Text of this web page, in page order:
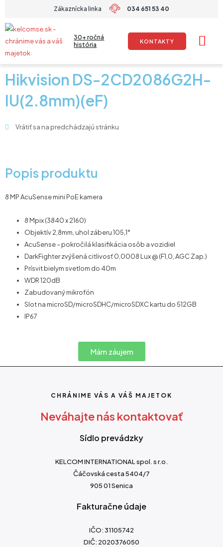
obsah
Zákaznícka linka 034 651 53 40
30+ ročná
história
KONTAKTY
Hikvision DS-2CD2086G2H-
IU(2.8mm)(eF)
Vrátiť sa na predchádzajú stránku
Popis produktu
8 MP AcuSense mini PoE kamera
8 Mpix (3840 x 2160)
Objektív 2,8mm, uhol záberu 105,1°
AcuSense – pokročilá klasifikácia osôb a vozidiel
DarkFighter zvýšená citlivosť 0,0008 Lux @ (F1,0, AGC Zap.)
Prísvit bielym svetlom do 40m
WDR 120dB
Zabudovaný mikrofón
Slot na microSD/microSDHC/microSDXC kartu do 512GB
IP67
Mám záujem
CHRÁNIME VÁS A VÁŠ MAJETOK
Neváhajte nás kontaktovať
Sídlo prevádzky
KELCOM INTERNATIONAL spol. s r.o.
Čáčovská cesta 5404/7
905 01 Senica
Fakturačne údaje
IČO: 31105742
DIČ: 2020376050